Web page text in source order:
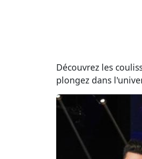
Découvrez les
plongez dans